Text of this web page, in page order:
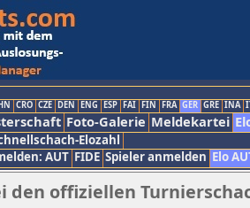
CRO CZE DEN ENG ESP FAI FIN FRA GER GRE INA
Foto-Galerie Meldekartei
Elozahl
AUT FIDE Spieler anmelden Elo
den offiziellen